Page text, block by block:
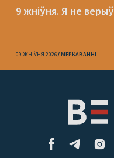
9 жніўня. Я не верыў
09 ЖНІЎНЯ 2026 МЕРКАВАННI